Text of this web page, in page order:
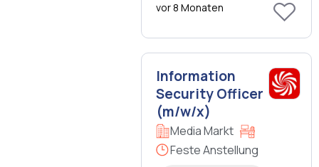
vor 8 Monaten
Information
Security Officer
(m/w/x)
Media Markt
Feste Anstellung